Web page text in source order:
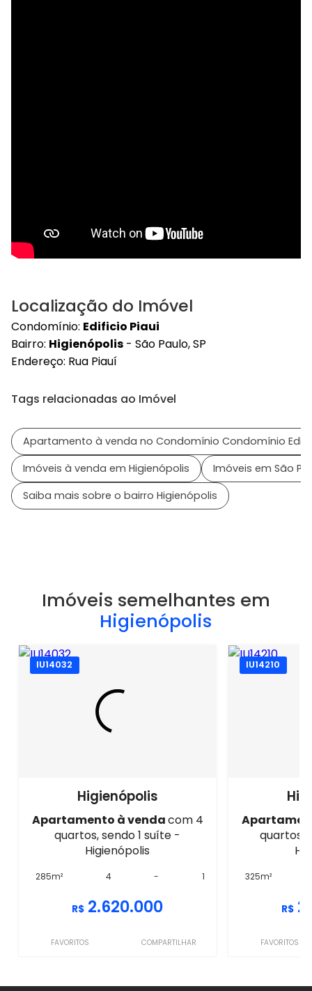
Localização do Imóvel
Condomínio: Edificio Piaui
Bairro: Higienópolis - São Paulo, SP
Endereço: Rua Piauí
Tags relacionadas ao Imóvel
Apartamento à venda no Condomínio Condomínio
Imóveis à venda em Higienópolis
Imóveis em São
Saiba mais sobre o bairro Higienópolis
Imóveis semelhantes em
Higienópolis
IU14032
Higienópolis
Apartamento à vendacom 4
quartos, sendo 1 suíte -
Higienópolis
285m² 4 - 1
R$ 2.620.000
FAVORITOS COMPARTILHAR
IU14210
quartos,
325m²
R$
FAVORITOS